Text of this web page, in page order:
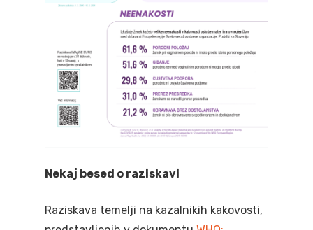
Nekaj besed o raziskavi
Raziskava temelji na kazalnikih kakovosti,